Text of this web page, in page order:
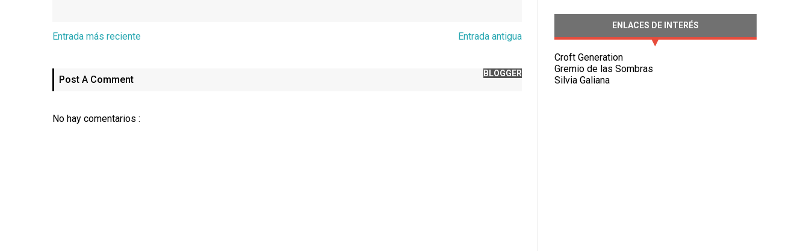
Entrada más reciente Entrada antigua
Post A Comment
BLOGGER
No hay comentarios :
ENLACES DE INTERÉS
Croft Generation
Gremio de las Sombras
Silvia Galiana